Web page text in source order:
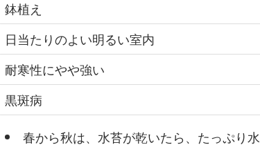
鉢植え
日当たりのよい明るい室内
耐寒性にやや強い
黒斑病
春から秋は、水苔が乾いたら、たっぷり